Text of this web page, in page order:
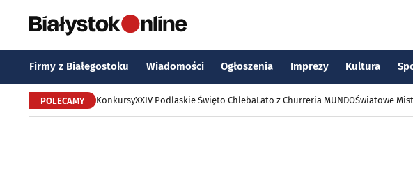
Firmy z Białegostoku Wiadomości Ogłoszenia Imprezy Kultura
POLECAMY KonkursyXXIV Podlaskie Święto ChlebaLato z Churreria MUNDOŚwiatowe